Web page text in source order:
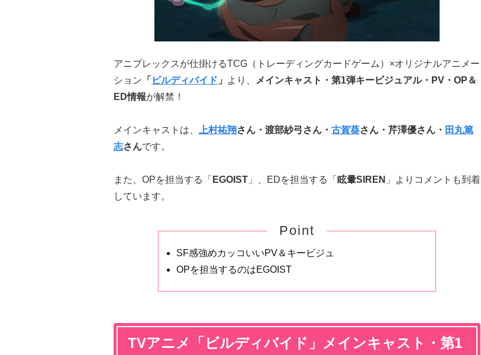
アニプレックスが仕掛けるTCG（トレーディングカードゲーム）×オリジナルアニメー
ション 「 ビルディバイド 」 より、
メインキャスト・第1弾キービジュアル・PV・OP＆
ED情報が解禁！
メインキャストは、 上村祐翔 さん・渡部紗弓さん・ 古賀葵さん・芹澤優さん・ 田丸篤
志さんです。
また、OPを担当する「 EGOIST 」、EDを担当する「 眩暈SIREN 」よりコメントも到着
しています。
Point
SF感強めカッコいいPV＆キービジュ
OPを担当するのはEGOIST
TVアニメ「ビルディバイド」メインキャスト・第1